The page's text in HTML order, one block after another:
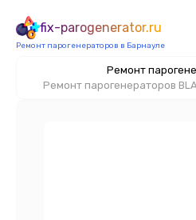
fix-parogenerator.ru
Ремонт парогенераторов в Барнауле
Ремонт
Ремонт парогенераторов